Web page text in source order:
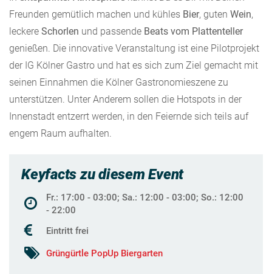
Freunden gemütlich machen und kühles Bier, guten Wein,
leckere Schorlen und passende Beats vom Plattenteller
genießen. Die innovative Veranstaltung ist eine Pilotprojekt
der IG Kölner Gastro und hat es sich zum Ziel gemacht mit
seinen Einnahmen die Kölner Gastronomieszene zu
unterstützen. Unter Anderem sollen die Hotspots in der
Innenstadt entzerrt werden, in den Feiernde sich teils auf
engem Raum aufhalten.
Keyfacts zu diesem Event
Fr.: 17:00 - 03:00; Sa.: 12:00 - 03:00; So.: 12:00
- 22:00
Eintritt frei
Grüngürtle PopUp Biergarten